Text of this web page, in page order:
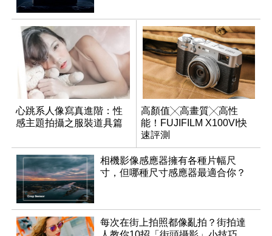
心跳系人像寫真進階：性
感主題拍攝之服裝道具篇
高顏值╳高畫質╳高性
能！FUJIFILM X100VI快
速評測
相機影像感應器擁有各種片幅尺
寸，但哪種尺寸感應器最適合你？
每次在街上拍照都像亂拍？街拍達